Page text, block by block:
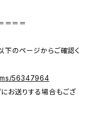
＝＝＝
下のページからご確認く
56347964
お送りする場合もござ